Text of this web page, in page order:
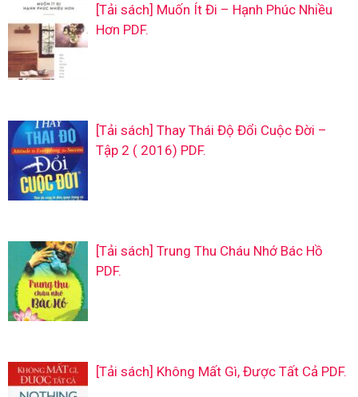
[Tải sách] Muốn Ít Đi – Hạnh Phúc Nhiều
Hơn PDF.
[Tải sách] Thay Thái Độ Đổi Cuộc Đời –
Tập 2 ( 2016) PDF.
[Tải sách] Trung Thu Cháu Nhớ Bác Hồ
PDF.
[Tải sách] Không Mất Gì, Được Tất Cả PDF.